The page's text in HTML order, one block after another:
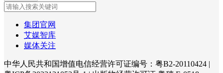
集团官网
艾媒智库
媒体关注
中华人民共和国增值电信经营许可证编号：粤B2-20110424 |